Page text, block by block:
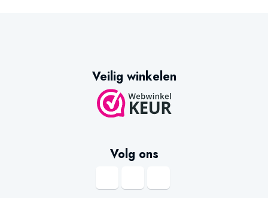
Veilig winkelen
Volg ons